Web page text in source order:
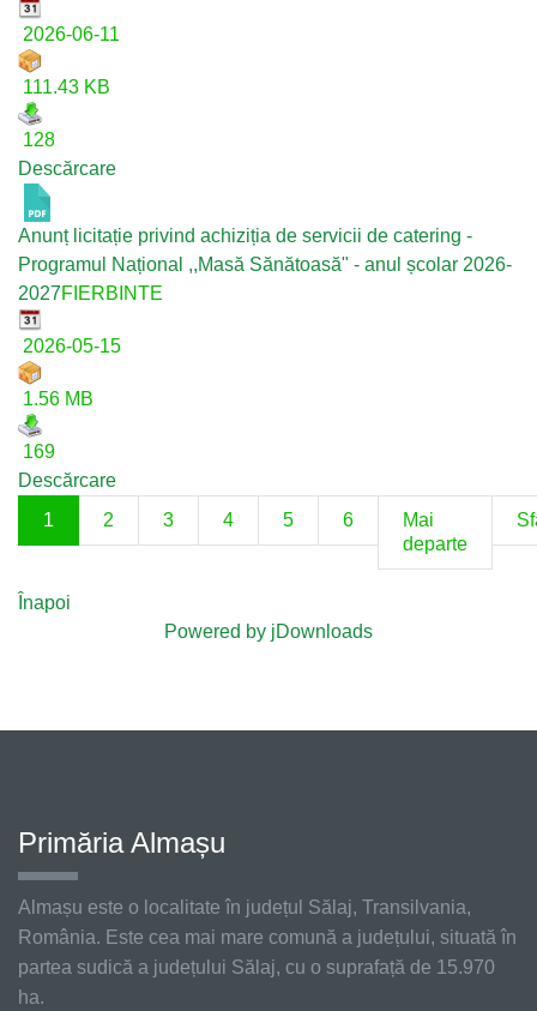
2026-06-11
111.43 KB
128
Descărcare
Anunț licitație privind achiziția de servicii de catering -
Programul Național ,,Masă Sănătoasă" - anul școlar 2026-
2027FIERBINTE
2026-05-15
1.56 MB
169
Descărcare
1
2 3 4 5 6
Mai
departe
Înapoi
Powered by jDownloads
Primăria Almașu
Almașu este o localitate în județul Sălaj, Transilvania,
România. Este cea mai mare comună a județului, situată în
partea sudică a județului Sălaj, cu o suprafață de 15.970
ha.